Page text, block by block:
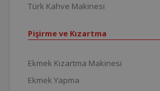
Türk Kahve Makinesi
Pişirme ve Kızartma
Ekmek Kızartma Makinesi
Ekmek Yapma